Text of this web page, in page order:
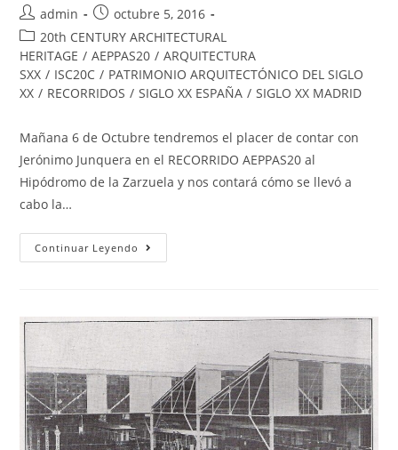
admin
octubre 5, 2016
20th CENTURY ARCHITECTURAL
HERITAGE / AEPPAS20 / ARQUITECTURA
SXX / ISC20C / PATRIMONIO ARQUITECTÓNICO DEL SIGLO
XX / RECORRIDOS / SIGLO XX ESPAÑA / SIGLO XX MADRID
Mañana 6 de Octubre tendremos el placer de contar con
Jerónimo Junquera en el RECORRIDO AEPPAS20 al
Hipódromo de la Zarzuela y nos contará cómo se llevó a
cabo la…
Continuar Leyendo